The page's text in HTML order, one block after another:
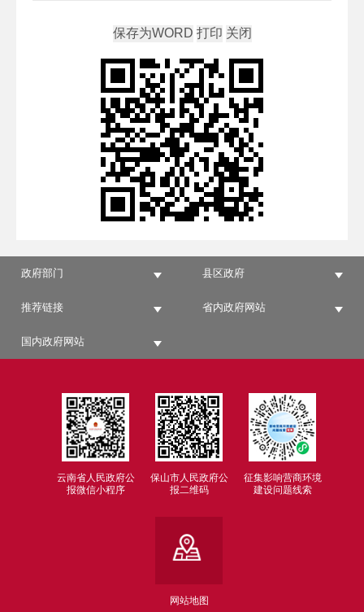
政府部门 县区政府
推荐链接 省内政府网站
国内政府网站
云南省人民政府公
报微信小程序
保山市人民政府公
报二维码
征集影响营商环境
建设问题线索
网站地图